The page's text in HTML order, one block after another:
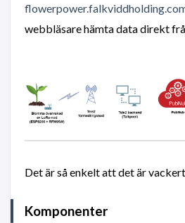
webbläsare hämta data direkt
Det är så enkelt att det är
Komponenter